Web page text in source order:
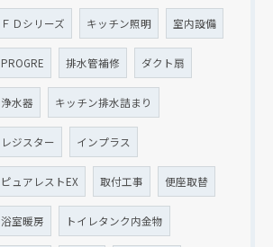
ＦＤシリーズ キッチン照明 室内設備
PROGRE 排水管補修 ダクト扇
浄水器 キッチン排水詰まり
レジスター インプラス
ピュアレストEX 取付工事 便座取替
浴室暖房 トイレタンク内金物